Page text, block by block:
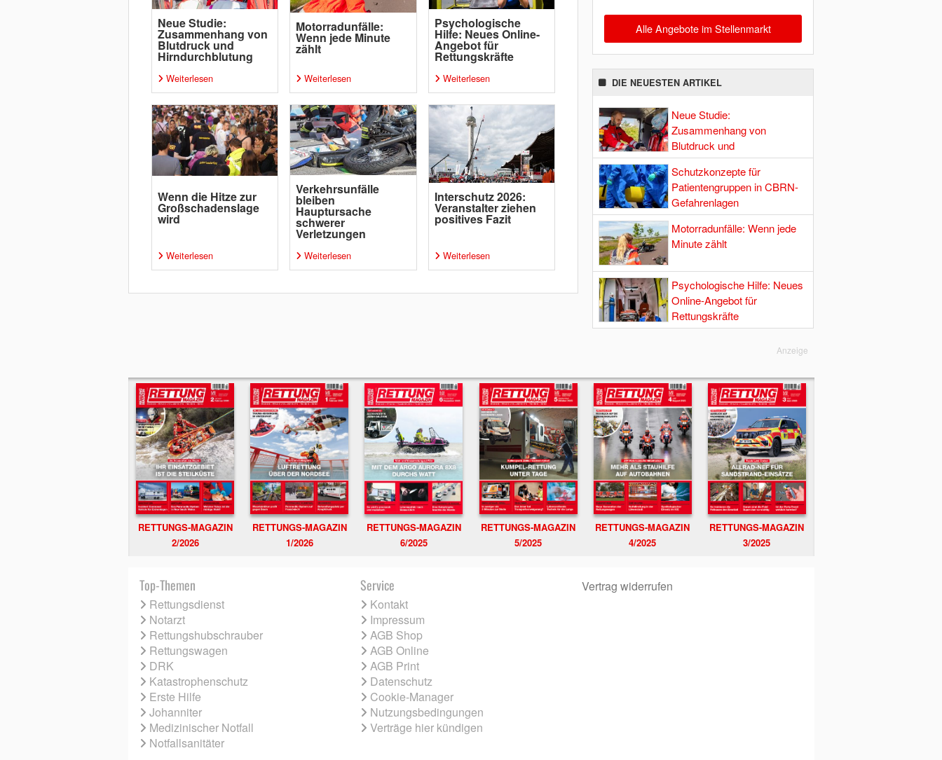
Neue Studie:
Zusammenhang von
Blutdruck und
Hirndurchblutung
Weiterlesen
Motorradunfälle:
Wenn jede Minute
zählt
Weiterlesen
Psychologische
Hilfe: Neues Online-
Angebot für
Rettungskräfte
Weiterlesen
Wenn die Hitze zur
Großschadenslage
wird
Weiterlesen
Verkehrsunfälle
bleiben
Hauptursache
schwerer
Verletzungen
Weiterlesen
Interschutz 2026:
Veranstalter ziehen
positives Fazit
Weiterlesen
Alle Angebote im Stellenmarkt
DIE NEUESTEN ARTIKEL
Neue Studie:
Zusammenhang von
Blutdruck und
Hirndurchblutung
Schutzkonzepte für
Patientengruppen in CBRN-
Gefahrenlagen
Motorradunfälle: Wenn jede
Minute zählt
Psychologische Hilfe: Neues
Online-Angebot für
Rettungskräfte
Anzeige
RETTUNGS-MAGAZIN
2/2026
RETTUNGS-MAGAZIN
1/2026
RETTUNGS-MAGAZIN
6/2025
RETTUNGS-MAGAZIN
5/2025
RETTUNGS-MAGAZIN
4/2025
RETTUNGS-MAGAZIN
3/2025
Top-Themen
Rettungsdienst
Notarzt
Rettungshubschrauber
Rettungswagen
DRK
Katastrophenschutz
Erste Hilfe
Johanniter
Medizinischer Notfall
Notfallsanitäter
Service
Kontakt
Impressum
AGB Shop
AGB Online
AGB Print
Datenschutz
Cookie-Manager
Nutzungsbedingungen
Verträge hier kündigen
Vertrag widerrufen